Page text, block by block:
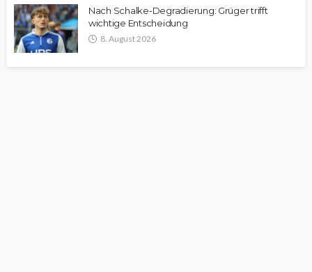
Nach Schalke-Degradierung: Grüger trifft
wichtige Entscheidung
8. August 2026